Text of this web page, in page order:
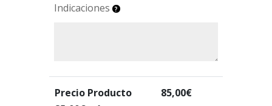
Indicaciones
Precio Producto
85,00€